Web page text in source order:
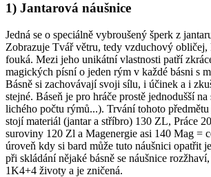
1) Jantarová náušnice
Jedná se o speciálně vybroušený šperk z
Zobrazuje Tvář větru, tedy vzduchový
fouká. Mezi jeho unikátní vlastnosti patří
magických písní o jeden rým v každé básni s
Básně si zachovávají svoji sílu, i účinek a i
stejné. Báseň je pro hráče prostě jednodušší
lichého počtu rýmů...). Trvání tohoto
stojí materiál (jantar a stříbro) 130 ZL, Práce
suroviny 120 Zl a Magenergie asi 140 Mag =
úroveň kdy si bard může tuto náušnici opatřit
při skládání nějaké básně se náušnice
1K4+4 životy a je zničená.